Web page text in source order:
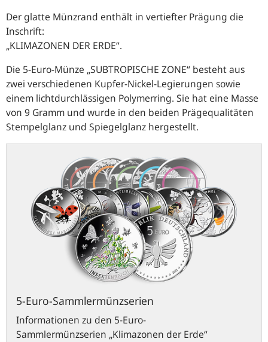
Der glatte Münzrand enthält in vertiefter Prägung die
Inschrift:
„KLIMAZONEN DER ERDE“.
Die 5-Euro-Münze „SUBTROPISCHE ZONE“ besteht aus
zwei verschiedenen Kupfer-Nickel-Legierungen sowie
einem lichtdurchlässigen Polymerring. Sie hat eine Masse
von 9 Gramm und wurde in den beiden Prägequalitäten
Stempelglanz und Spiegelglanz hergestellt.
5-Euro-Sammlermünzserien
Informationen zu den 5-Euro-
Sammlermünzserien „Klimazonen der Erde“
Sammlermünzserien